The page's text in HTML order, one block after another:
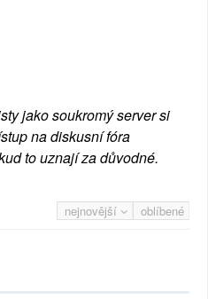
jako soukromý server si
na diskusní fóra
to uznají za důvodné.
nejnovější oblíbené